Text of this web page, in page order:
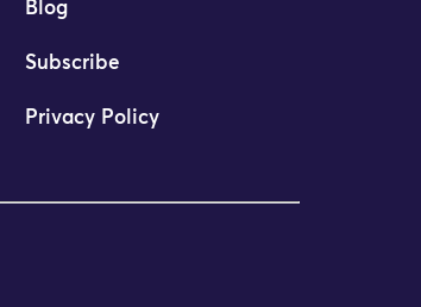
Blog
Subscribe
Privacy Policy